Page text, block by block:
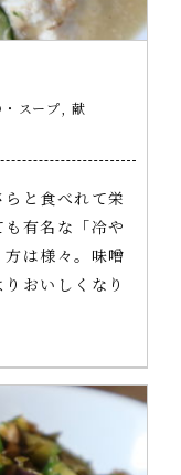
スープ
献
と食べれて栄
有名な「冷や
は様々。味噌
おいしくなり